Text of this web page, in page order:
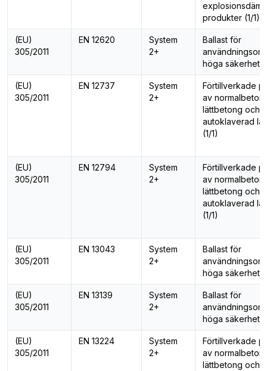
produkter (1/1)
(EU)
305/2011
EN 12620
System
2+
Ballast för
höga
(EU)
305/2011
EN 12737
System
2+
Förtillverkade
av
lättbetong och
autoklaverad
(1/1)
(EU)
305/2011
EN 12794
System
2+
Förtillverkade
av
lättbetong och
autoklaverad
(1/1)
(EU)
305/2011
EN 13043
System
2+
Ballast för
höga
(EU)
305/2011
EN 13139
System
2+
Ballast för
höga
(EU)
305/2011
EN 13224
System
2+
Förtillverkade
av
lättbetong och